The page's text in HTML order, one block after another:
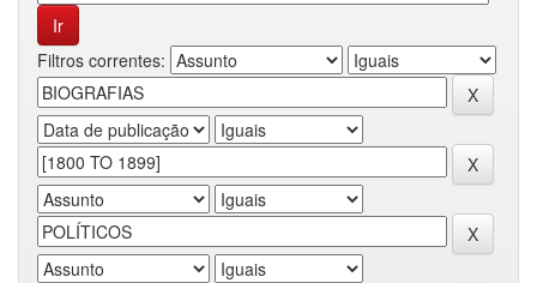
Filtros correntes: